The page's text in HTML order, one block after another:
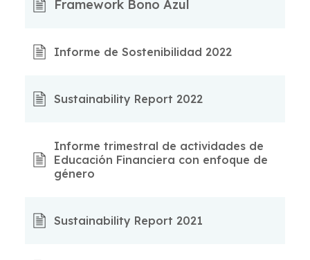
Framework Bono Azul
Informe de Sostenibilidad 2022
Sustainability Report 2022
Informe trimestral de actividades de
Educación Financiera con enfoque de
género
Sustainability Report 2021